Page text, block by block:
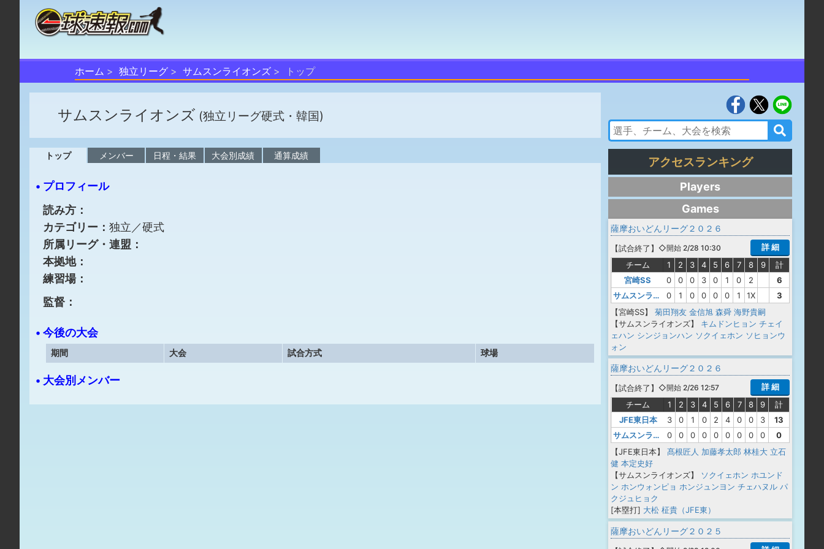
ホーム 独立リーグ サムスンライオンズ トップ
サムスンライオンズ (独立リーグ硬式・韓国)
トップ メンバー 日程・結果 大会別成績 通算成績
• プロフィール
読み方：
カテゴリー： 独立／硬式
所属リーグ・連盟：
本拠地：
練習場：
監督：
• 今後の大会
期間 大会 試合方式 球場
• 大会別メンバー
アクセスランキング
Players
Games
薩摩おいどんリーグ２０２６
【試合終了 】 ◇開始 2/28 10:30
詳 細
チーム
1 2 3 4 5 6 7 8 9
計
宮崎SS
0 0 0 3 0 1 0 2
6
サムスンライオンズ
0 1 0 0 0 0 1 1X
3
【宮崎SS】
菊田翔友 金信旭 森舜 海野貴嗣
【サムスンライオンズ】
キムドンヒョン チェイ
ェハン シンジョンハン ソクイェホン ソヒョンウ
ォン
薩摩おいどんリーグ２０２６
【試合終了 】 ◇開始 2/26 12:57
詳 細
チーム
1 2 3 4 5 6 7 8 9
計
JFE東日本
3 0 1 0 2 4 0 0 3
13
サムスンライオンズ
0 0 0 0 0 0 0 0 0
0
【JFE東日本】
髙根匠人 加藤孝太郎 林桂大 立石
健 本定史好
【サムスンライオンズ】
ソクイェホン ホユンド
ン ホンウォンピョ ホンジュンヨン チェハヌル パ
クジュヒョク
[本塁打] 大松 柾貴（JFE東）
薩摩おいどんリーグ２０２５